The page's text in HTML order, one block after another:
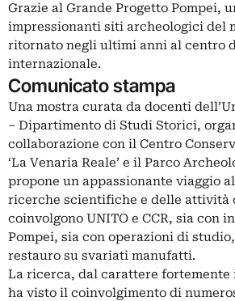
Grazie al Grande Progetto Pompei,
impressionanti siti archeologici del
ritornato negli ultimi anni al centro
internazionale.
Comunicato stampa
Una mostra curata da docenti
– Dipartimento di Studi Storici,
collaborazione con il Centro
‘La Venaria Reale’ e il Parco
propone un appassionante viaggio
ricerche scientifiche e delle attività
coinvolgono UNITO e CCR, sia con
Pompei, sia con operazioni di
restauro su svariati manufatti.
La ricerca, dal carattere
ha visto il coinvolgimento di